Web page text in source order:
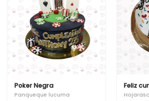
Poker Negra
Panqueque lucuma